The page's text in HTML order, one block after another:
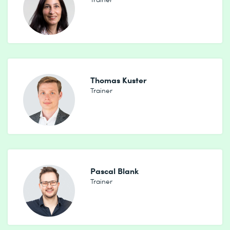
Use Cases, Roadmap & Governance: AI-Use-Case-
Canvas zur strukturierten Beschreibung und
Priorisierung, Rollen & Verantwortlichkeiten,
Prozess-, Business- und Daten-KPIs
6 Künstliche Intelligenz und Change-Intelligenz
AI-Transformation als Veränderungsprozess verstehen:
Warum AI mehr verändert als Technologien, Prozesse
berücksichtigen
Change-Modelle praxisnah anwenden: Das 8-Stufen-
Modell nach Kotter
Veränderungsdynamiken erkennen:
Thomas Kuster
Trainer
Pascal Blank
Trainer